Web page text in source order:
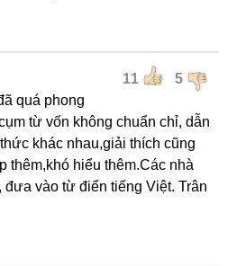
11 5
quá phong
từ vốn không chuẩn chỉ, dẫn
khác nhau,giải thích cũng
thêm,khó hiểu thêm.Các nhà
vào từ điển tiếng Việt. Trân